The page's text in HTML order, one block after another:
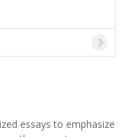
essays to emphasize